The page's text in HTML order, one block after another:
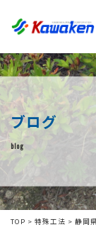
トップ
トピックス
事業内容
私たちについて
ブログ
blog
TOP > 特殊工法 > 静岡